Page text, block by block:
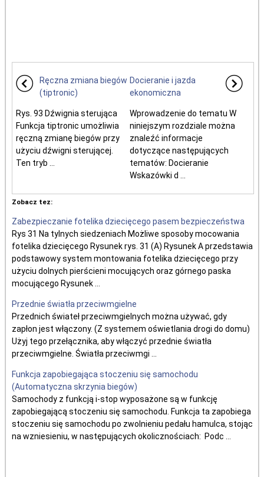
Ręczna zmiana biegów
(tiptronic)
Rys. 93 Dźwignia sterująca
Funkcja tiptronic umożliwia
ręczną zmianę biegów przy
użyciu dźwigni sterującej.
Ten tryb ...
Docieranie i jazda
ekonomiczna
Wprowadzenie do tematu W
niniejszym rozdziale można
znaleźć informacje
dotyczące następujących
tematów: Docieranie
Wskazówki d ...
Zobacz tez:
Zabezpieczanie fotelika dziecięcego pasem bezpieczeństwa
Rys 31 Na tylnych siedzeniach Możliwe sposoby mocowania
fotelika dziecięcego Rysunek rys. 31 (A) Rysunek A przedstawia
podstawowy system montowania fotelika dziecięcego przy
użyciu dolnych pierścieni mocujących oraz górnego paska
mocującego Rysunek ...
Przednie światła przeciwmgielne
Przednich świateł przeciwmgielnych można używać, gdy
zapłon jest włączony. (Z systemem oświetlania drogi do domu)
Użyj tego przełącznika, aby włączyć przednie światła
przeciwmgielne. Światła przeciwmgi ...
Funkcja zapobiegająca stoczeniu się samochodu
(Automatyczna skrzynia biegów)
Samochody z funkcją i-stop wyposażone są w funkcję
zapobiegającą stoczeniu się samochodu. Funkcja ta zapobiega
stoczeniu się samochodu po zwolnieniu pedału hamulca, stojąc
na wzniesieniu, w następujących okolicznościach: Podc ...